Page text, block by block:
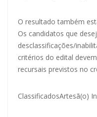
O resultado também
Os candidatos que
desclassificações/
critérios do edital
recursais previstos no
ClassificadosArtesã(o)